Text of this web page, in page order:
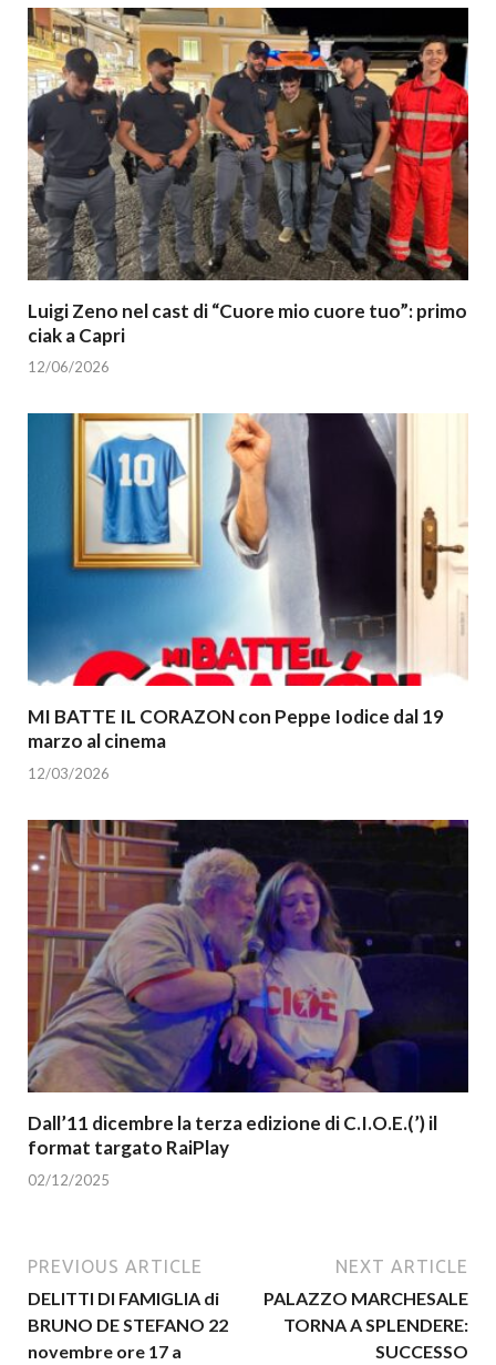
Luigi Zeno nel cast di “Cuore mio cuore tuo”: primo
ciak a Capri
12/06/2026
MI BATTE IL CORAZON con Peppe Iodice dal 19
marzo al cinema
12/03/2026
Dall’11 dicembre la terza edizione di C.I.O.E.(’) il
format targato RaiPlay
02/12/2025
PREVIOUS ARTICLE
DELITTI DI FAMIGLIA di
BRUNO DE STEFANO 22
novembre ore 17 a
NEXT ARTICLE
PALAZZO MARCHESALE
TORNA A SPLENDERE:
SUCCESSO